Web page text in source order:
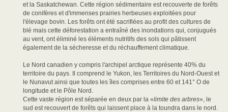
et la Saskatchewan. Cette région sédimentaire est recouverte de forêts
de conifères et d'immenses prairies herbeuses exploitées pour
l'élevage bovin. Les forêts ont été sacrifiées au profit des cultures de
blé mais cette déforestation a entraîné des inondations qui, conjugués
au vent, ont éliminé les éléments nutritifs des sols qui pâtissent
également de la sécheresse et du réchauffement climatique.
Le Nord canadien y compris l'archipel arctique représente 40% du
territoire du pays. Il comprend le Yukon, les Territoires du Nord-Ouest et
le Nunavut ainsi que toutes les îles comprises entre 60 et 141° O de
longitude et le Pôle Nord.
Cette vaste région est séparée en deux par la «limite des arbres», le
sud est recouvert de forêts qui laissent place à la toundra dans le nord.